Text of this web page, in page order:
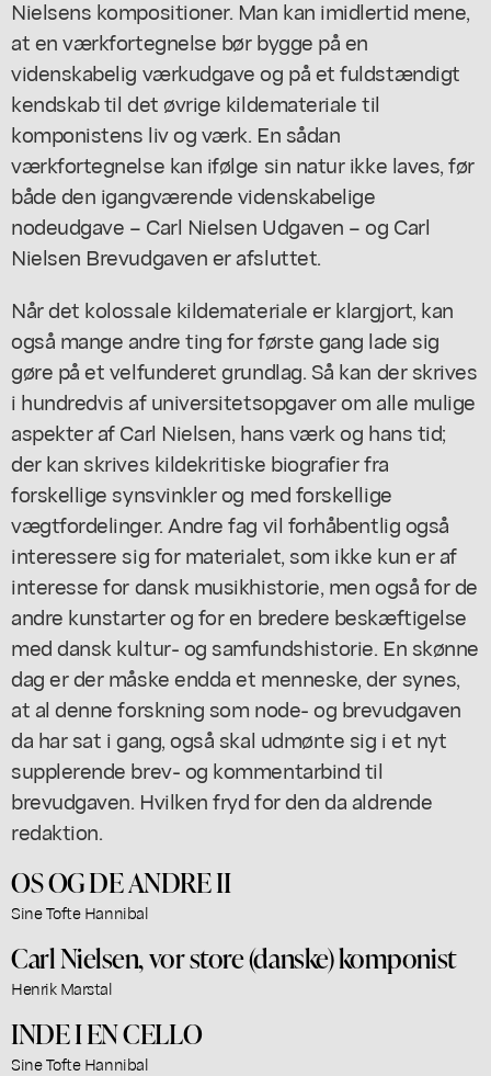
Nielsens kompositioner. Man kan imidlertid mene,
at en værkfortegnelse bør bygge på en
videnskabelig værkudgave og på et fuldstændigt
kendskab til det øvrige kildemateriale til
komponistens liv og værk. En sådan
værkfortegnelse kan ifølge sin natur ikke laves, før
både den igangværende videnskabelige
nodeudgave – Carl Nielsen Udgaven – og Carl
Nielsen Brevudgaven er afsluttet.
Når det kolossale kildemateriale er klargjort, kan
også mange andre ting for første gang lade sig
gøre på et velfunderet grundlag. Så kan der skrives
i hundredvis af universitetsopgaver om alle mulige
aspekter af Carl Nielsen, hans værk og hans tid;
der kan skrives kildekritiske biografier fra
forskellige synsvinkler og med forskellige
vægtfordelinger. Andre fag vil forhåbentlig også
interessere sig for materialet, som ikke kun er af
interesse for dansk musikhistorie, men også for de
andre kunstarter og for en bredere beskæftigelse
med dansk kultur- og samfundshistorie. En skønne
dag er der måske endda et menneske, der synes,
at al denne forskning som node- og brevudgaven
da har sat i gang, også skal udmønte sig i et nyt
supplerende brev- og kommentarbind til
brevudgaven. Hvilken fryd for den da aldrende
redaktion.
OS OG DE ANDRE II
Sine Tofte Hannibal
Carl Nielsen, vor store (danske) komponist
Henrik Marstal
INDE I EN CELLO
Sine Tofte Hannibal